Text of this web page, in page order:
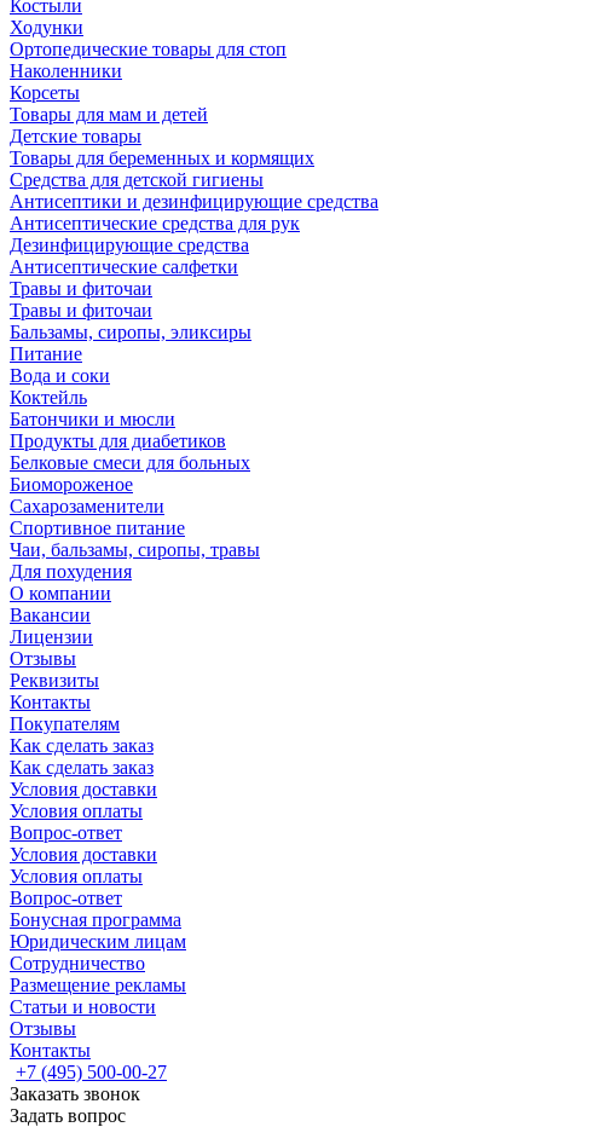
Костыли
Ходунки
Ортопедические товары для стоп
Наколенники
Корсеты
Товары для мам и детей
Детские товары
Товары для беременных и кормящих
Средства для детской гигиены
Антисептики и дезинфицирующие средства
Антисептические средства для рук
Дезинфицирующие средства
Антисептические салфетки
Травы и фиточаи
Травы и фиточаи
Бальзамы, сиропы, эликсиры
Питание
Вода и соки
Коктейль
Батончики и мюсли
Продукты для диабетиков
Белковые смеси для больных
Биомороженое
Сахарозаменители
Спортивное питание
Чаи, бальзамы, сиропы, травы
Для похудения
О компании
Вакансии
Лицензии
Отзывы
Реквизиты
Контакты
Покупателям
Как сделать заказ
Как сделать заказ
Условия доставки
Условия оплаты
Вопрос-ответ
Условия доставки
Условия оплаты
Вопрос-ответ
Бонусная программа
Юридическим лицам
Сотрудничество
Размещение рекламы
Статьи и новости
Отзывы
Контакты
+7 (495) 500-00-27
Заказать звонок
Задать вопрос